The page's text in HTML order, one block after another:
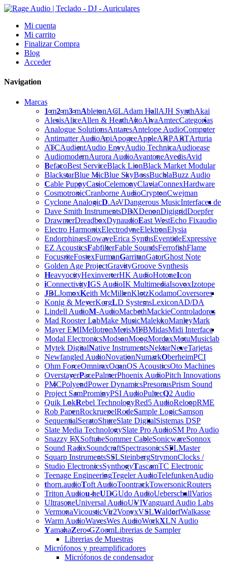
Mi cuenta
Mi carrito
Finalizar Compra
Blog
Acceder
Navigation
Marcas
1m2m3mAbletonACLAdam HallAJH SynthAkai
AlesisAliceAllen & HeathAltoAlvaAmtec
Analogue SolutionsAntaresAntelope Audio
Antimatter AudioApiApogeeAppleARPARTArturia
ATCAudientAudio EnvyAudio TechnicaAudioease
AudiomodernAurora AudioAvantoneAvedisAvid
BefacoBest ServiceBlack LionBlack Market Modular
BlackstarBlue MicBlue SkyBossBuchlaBuzz Audio
Cable PuppyCasioCelemonyClaviaConnex
CosmotronicCranborne AudioCryptonCwejman
Cyclone AnalogicD.A.VDangerous Music
Dave Smith InstrumentsDBXDenonDigigridDoepfer
DrawmerDreadboxDynaudioEast WestEcho Fix
Electro HarmonixElectrodyneElektronElysia
Endorphin.esEowaveErica SynthsEventideExpressive
EZ AcousticsFabfilterFable SoundsFerrofishFlame
FocusriteFostexFurmanGarritanGatorGhost Note
Golden Age ProjectGravityGroove Synthesis
HeavyocityHexinverterHK AudioHotoneIcon
iConnectivityIGS AudioIK MultimediaIsovoxIzotope
JBLJomoxKeith McMillenKlotzKodamo
Konig & MeyerKorgLD SystemsLexicon
Lindell AudioM-AudioMacbethMackie
Mad Rooster LabMake MusicMalekkoManleyMark
Mayer EMIMellotronMerisMFBMidas
Modal ElectronicsModsonMoogMordaxMotuMusiclab
Mytek DigitalNative InstrumentsNektarNeve
Newfangled AudioNovationNumarkOberheim
Ohm ForceOmniraxOqanOS AcousticsOto Machines
OverstayerPacePalmerPhoenix AudioPitch Innovations
PMCPolyendPower DynamicsPresonusPrism Sound
Project SamProminyPSI AudioPultecQ2 Audio
Quik LokRebel TechnologyRed5 AudioReloopRME
Rob PapenRockruepelRodeSample LogicSamson
SequentialSeratoShureSlate Digital
Slate Media TechnologySlate Pro AudioSM Pro Audio
Snazzy FXSoftubeSommer CableSonicwareSonnox
Sound RadixSoundcraftSpectrasonicsSPL
Squarp InstrumentsSSLSteinbergStrymon
Studio ElectronicsSynthogyTascamTC Electronic
Teenage EngineeringTegeler AudioTelefunken
thorn.audioToft AudioToontrackTowersonic
Triton Audiou-heUDGUdo AudioUeberschall
UltrasoneUniversal AudioUVIVanguard Audio Labs
VermonaVicousticVir2VonyxVSLWaldorfWalkasse
Warm AudioWavesWes AudioWorkXLN Audio
YamahaZero-GZoom
Categorías
Computer
Hardware
Interfaces de
audio
Coversores
AD/DA
Controladores
Midi Interface
Tarjetas
PCI
Sistemas DSP
Master
Clocks /
Audio
Routers
Varios
Librerias de Sampler
Librerias de Muestras
Micrófonos y preamplificadores
Micrófonos de condensador